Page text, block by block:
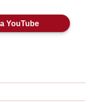
YouTube